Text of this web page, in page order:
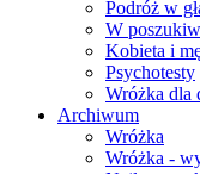
Podróż w
W
Kobieta i
Psychotesty
Wróżka dla
Archiwum
Wróżka
Wróżka -